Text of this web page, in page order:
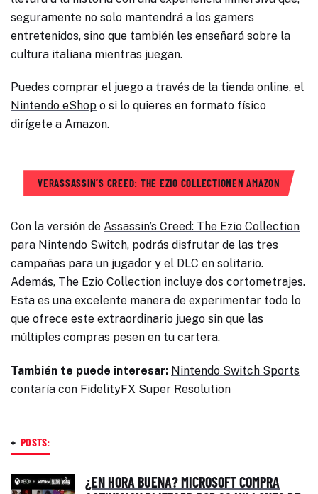
seguramente no solo mantendrá a los gamers
entretenidos, sino que también les enseñará sobre la
cultura italiana mientras juegan.
Puedes comprar el juego a través de la tienda online, el
Nintendo eShop o si lo quieres en formato físico
dirígete a Amazon.
VERASSASSIN’S CREED: THE EZIO COLLECTIONEN AMAZON
Con la versión de Assassin’s Creed: The Ezio Collection
para Nintendo Switch, podrás disfrutar de las tres
campañas para un jugador y el DLC en solitario.
Además, The Ezio Collection incluye dos cortometrajes.
Esta es una excelente manera de experimentar todo lo
que ofrece este extraordinario juego sin que las
múltiples compras pesen en tu cartera.
También te puede interesar: Nintendo Switch Sports
contaría con FidelityFX Super Resolution
+ POSTS:
¿EN HORA BUENA? MICROSOFT COMPRA